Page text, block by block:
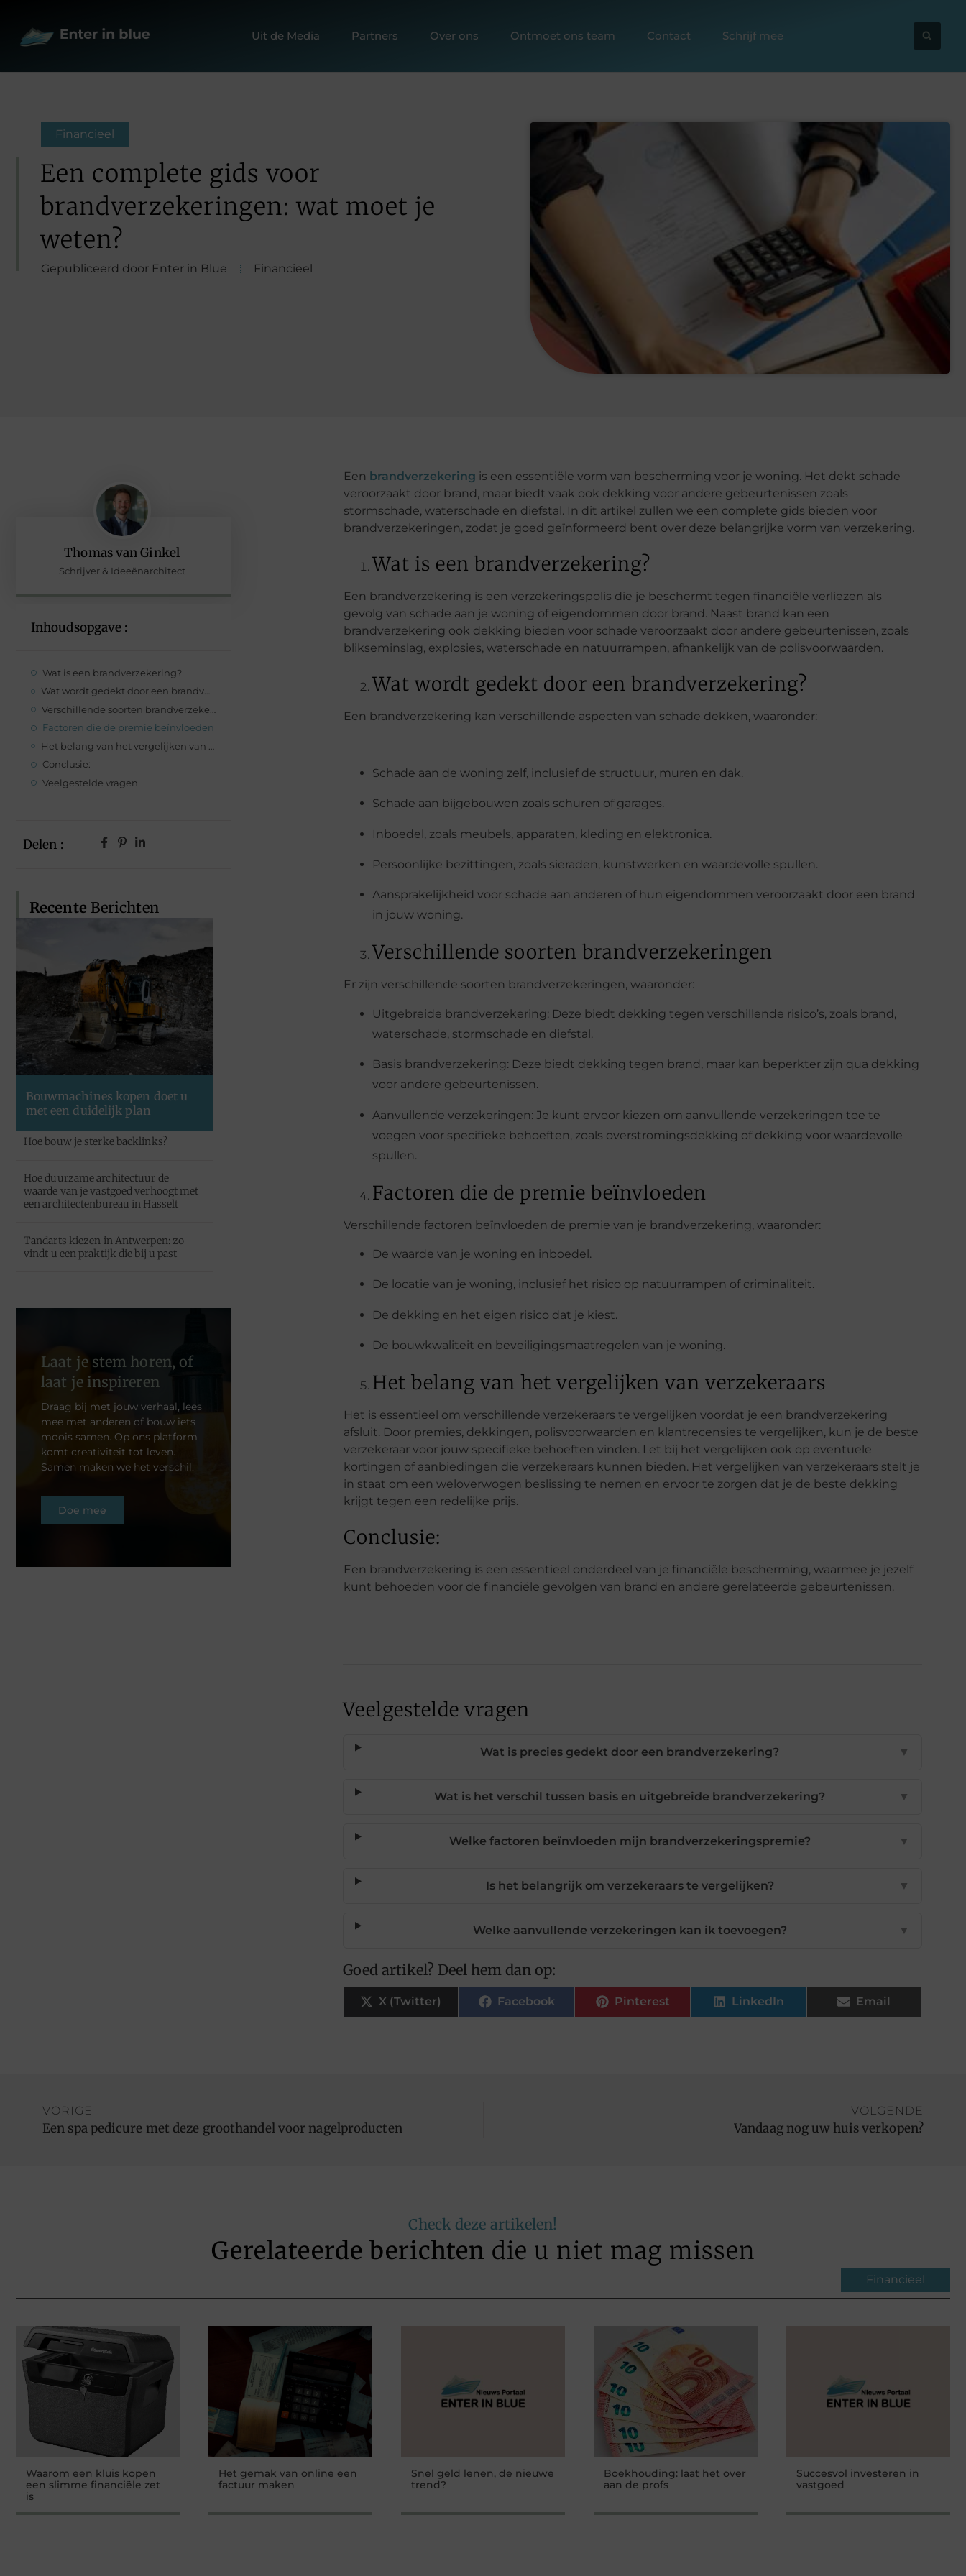
Uit de Media Partners Over ons Ontmoet ons team Contact Schrijf mee
Financieel
Een complete gids voor
brandverzekeringen: wat moet je
weten?
Gepubliceerd door Enter in Blue Financieel
Thomas van Ginkel
Schrijver & Ideeënarchitect
Inhoudsopgave :
Wat is een brandverzekering?
Wat wordt gedekt door een brandverzekering?
Factoren die de premie beïnvloeden
Conclusie:
Veelgestelde vragen
Delen :
Recente Berichten
Bouwmachines kopen doet u
met een duidelijk plan
Hoe bouw je sterke backlinks?
Hoe duurzame architectuur de
waarde van je vastgoed verhoogt met
een architectenbureau in Hasselt
Tandarts kiezen in Antwerpen: zo
vindt u een praktijk die bij u past
Laat je stem horen, of
laat je inspireren
Draag bij met jouw verhaal, lees
mee met anderen of bouw iets
moois samen. Op ons platform
komt creativiteit tot leven.
Samen maken we het verschil.
Doe mee
Een brandverzekering is een essentiële vorm van bescherming voor je woning. Het dekt schade
veroorzaakt door brand, maar biedt vaak ook dekking voor andere gebeurtenissen zoals
stormschade, waterschade en diefstal. In dit artikel zullen we een complete gids bieden voor
brandverzekeringen, zodat je goed geïnformeerd bent over deze belangrijke vorm van verzekering.
Wat is een brandverzekering?
Een brandverzekering is een verzekeringspolis die je beschermt tegen financiële verliezen als
gevolg van schade aan je woning of eigendommen door brand. Naast brand kan een
brandverzekering ook dekking bieden voor schade veroorzaakt door andere gebeurtenissen, zoals
blikseminslag, explosies, waterschade en natuurrampen, afhankelijk van de polisvoorwaarden.
Wat wordt gedekt door een brandverzekering?
Een brandverzekering kan verschillende aspecten van schade dekken, waaronder:
Schade aan de woning zelf, inclusief de structuur, muren en dak.
Schade aan bijgebouwen zoals schuren of garages.
Inboedel, zoals meubels, apparaten, kleding en elektronica.
Persoonlijke bezittingen, zoals sieraden, kunstwerken en waardevolle spullen.
Aansprakelijkheid voor schade aan anderen of hun eigendommen veroorzaakt door een brand
in jouw woning.
Verschillende soorten brandverzekeringen
Er zijn verschillende soorten brandverzekeringen, waaronder:
Uitgebreide brandverzekering: Deze biedt dekking tegen verschillende risico’s, zoals brand,
waterschade, stormschade en diefstal.
Basis brandverzekering: Deze biedt dekking tegen brand, maar kan beperkter zijn qua dekking
voor andere gebeurtenissen.
Aanvullende verzekeringen: Je kunt ervoor kiezen om aanvullende verzekeringen toe te
voegen voor specifieke behoeften, zoals overstromingsdekking of dekking voor waardevolle
spullen.
Factoren die de premie beïnvloeden
Verschillende factoren beïnvloeden de premie van je brandverzekering, waaronder:
De waarde van je woning en inboedel.
De locatie van je woning, inclusief het risico op natuurrampen of criminaliteit.
De dekking en het eigen risico dat je kiest.
De bouwkwaliteit en beveiligingsmaatregelen van je woning.
Het belang van het vergelijken van verzekeraars
Het is essentieel om verschillende verzekeraars te vergelijken voordat je een brandverzekering
afsluit. Door premies, dekkingen, polisvoorwaarden en klantrecensies te vergelijken, kun je de beste
verzekeraar voor jouw specifieke behoeften vinden. Let bij het vergelijken ook op eventuele
kortingen of aanbiedingen die verzekeraars kunnen bieden. Het vergelijken van verzekeraars stelt je
in staat om een weloverwogen beslissing te nemen en ervoor te zorgen dat je de beste dekking
krijgt tegen een redelijke prijs.
Conclusie:
Een brandverzekering is een essentieel onderdeel van je financiële bescherming, waarmee je jezelf
kunt behoeden voor de financiële gevolgen van brand en andere gerelateerde gebeurtenissen.
Veelgestelde vragen
Wat is precies gedekt door een brandverzekering? ▼
Wat is het verschil tussen basis en uitgebreide brandverzekering? ▼
Welke factoren beïnvloeden mijn brandverzekeringspremie? ▼
Is het belangrijk om verzekeraars te vergelijken? ▼
Welke aanvullende verzekeringen kan ik toevoegen? ▼
Goed artikel? Deel hem dan op:
X (Twitter) Facebook Pinterest LinkedIn Email
VORIGE
Een spa pedicure met deze groothandel voor nagelproducten
VOLGENDE
Vandaag nog uw huis verkopen?
Check deze artikelen!
Gerelateerde berichten die u niet mag missen
Financieel
Waarom een kluis kopen
een slimme financiële zet
is
Het gemak van online een
factuur maken
Snel geld lenen, de nieuwe
trend?
Boekhouding: laat het over
aan de profs
Succesvol investeren in
vastgoed